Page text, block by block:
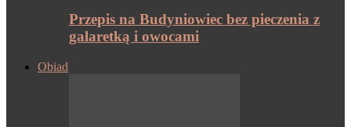
Przepis na Budyniowiec bez pieczenia z
galaretką i owocami
Obiad